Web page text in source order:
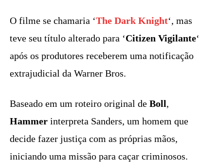
O filme se chamaria ‘The Dark Knight‘, mas
teve seu título alterado para ‘Citizen Vigilante‘
após os produtores receberem uma notificação
extrajudicial da Warner Bros.
Baseado em um roteiro original de Boll,
Hammer interpreta Sanders, um homem que
decide fazer justiça com as próprias mãos,
iniciando uma missão para caçar criminosos.